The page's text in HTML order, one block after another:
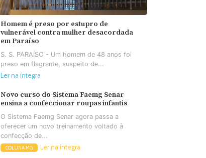
Homem é preso por estupro de
vulnerável contra mulher desacordada
em Paraíso
S. S. PARAÍSO - Um homem de 48 anos foi
preso em flagrante, suspeito de...
Ler na íntegra
Novo curso do Sistema Faemg Senar
ensina a confeccionar roupas infantis
O Sistema Faemg Senar agora passa a
oferecer um novo treinamento voltado à
confecção de...
COLUNA MG Ler na íntegra